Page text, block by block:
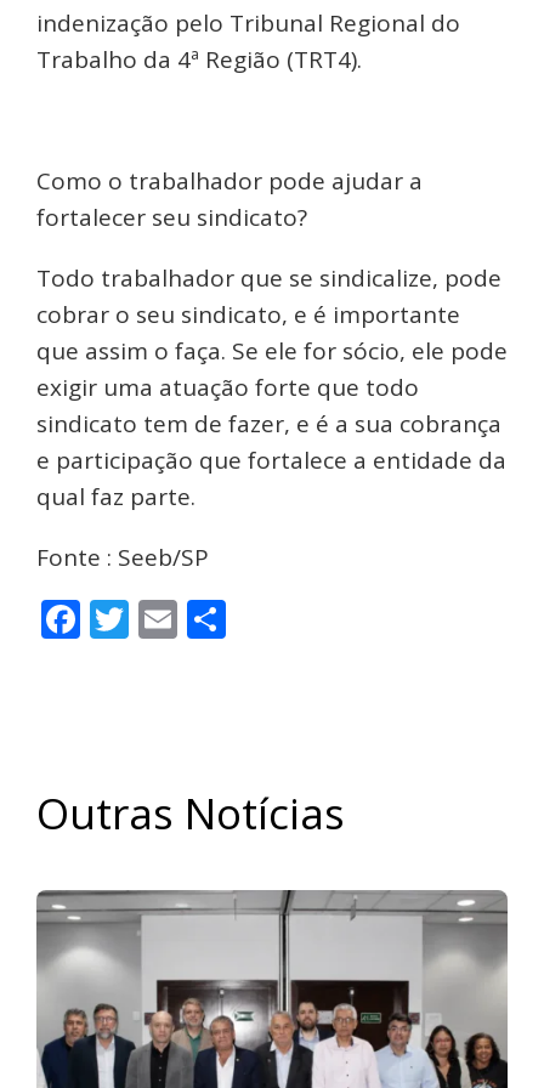
indenização pelo Tribunal Regional do
Trabalho da 4ª Região (TRT4).
Como o trabalhador pode ajudar a
fortalecer seu sindicato?
Todo trabalhador que se sindicalize, pode
cobrar o seu sindicato, e é importante
que assim o faça. Se ele for sócio, ele pode
exigir uma atuação forte que todo
sindicato tem de fazer, e é a sua cobrança
e participação que fortalece a entidade da
qual faz parte.
Fonte : Seeb/SP
Facebook
Twitter
Email
Outras Notícias